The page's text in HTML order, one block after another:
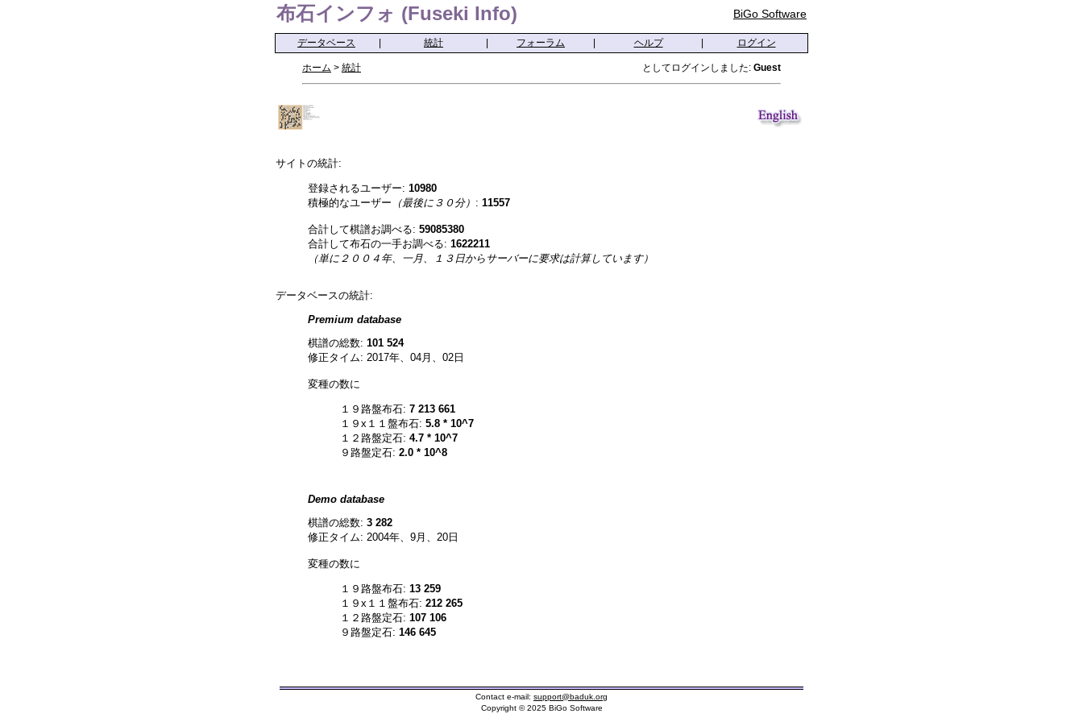
布石インフォ (Fuseki Info) BiGo Software
データベース 統計 フォーラム ヘルプ ログイン
ホーム > 統計 としてログインしました: Guest
サイトの統計:
登録されるユーザー: 10980
積極的なユーザー （最後に３０分） : 11557
合計して棋譜お調べる: 59085380
合計して布石の一手お調べる: 1622211
（単に２００４年、一月、１３日からサーバーに要求は計算しています）
データベースの統計:
Premium database
棋譜の総数: 101 524
修正タイム: 2017年、04月、02日
変種の数に
１９路盤布石: 7 213 661
１９x１１盤布石: 5.8 * 10^7
１２路盤定石: 4.7 * 10^7
９路盤定石: 2.0 * 10^8
Demo database
棋譜の総数: 3 282
修正タイム: 2004年、9月、20日
変種の数に
１９路盤布石: 13 259
１９x１１盤布石: 212 265
１２路盤定石: 107 106
９路盤定石: 146 645
Contact e-mail: support@baduk.org
Copyright © 2025 BiGo Software